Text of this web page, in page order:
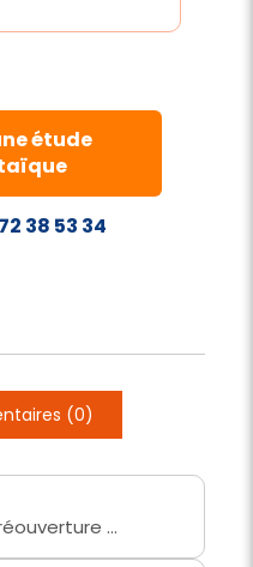
étude
38 53 34
(0)
MaPrimeRénov’ : réouverture du guichet et nouvelles opportunités pour les projets de rénovation